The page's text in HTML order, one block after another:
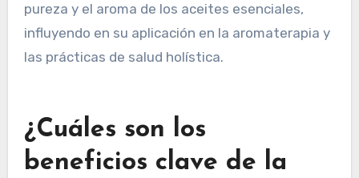
pureza y el aroma de los aceites esenciales,
influyendo en su aplicación en la aromaterapia y
las prácticas de salud holística.